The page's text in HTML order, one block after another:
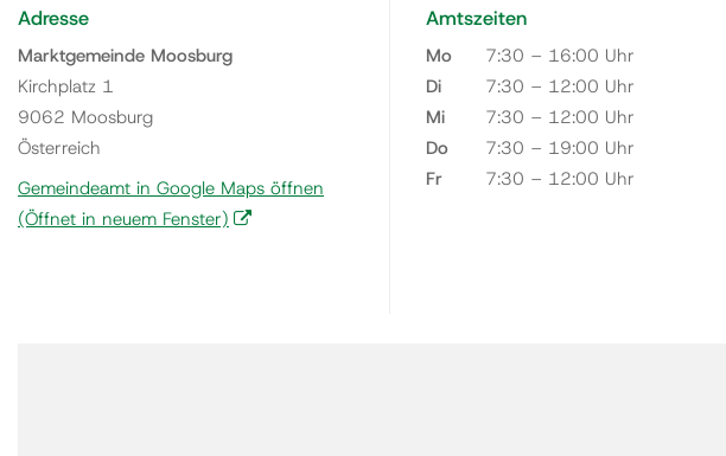
Adresse
Marktgemeinde Moosburg
Kirchplatz 1
9062 Moosburg
Österreich
Gemeindeamt in Google Maps öffnen
(Öffnet in neuem Fenster)
Amtszeiten
Mo
7:30 – 16:00 Uhr
Di
7:30 – 12:00 Uhr
Mi
7:30 – 12:00 Uhr
Do
7:30 – 19:00 Uhr
Fr
7:30 – 12:00 Uhr